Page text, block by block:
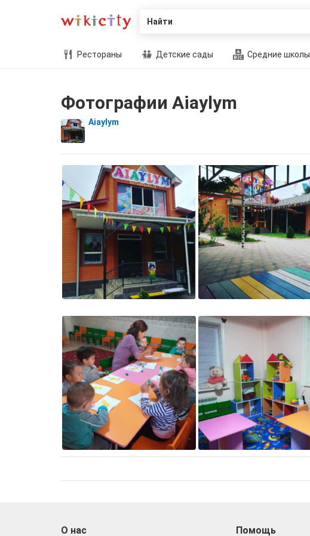
Найти
Рестораны Детские сады Средние школы
Фотографии Aiaylym
Aiaylym
О нас Помощь